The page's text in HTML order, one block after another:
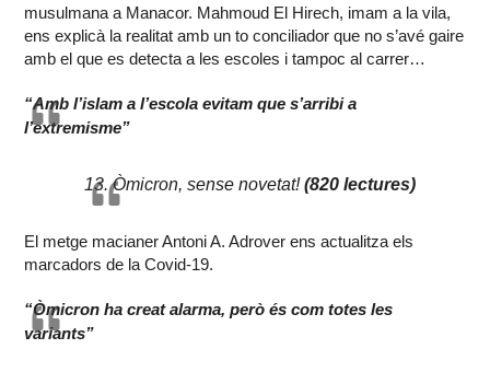
musulmana a Manacor. Mahmoud El Hirech, imam a la vila,
ens explicà la realitat amb un to conciliador que no s’avé gaire
amb el que es detecta a les escoles i tampoc al carrer…
“Amb l’islam a l’escola evitam que s’arribi a
l’extremisme”
13. Òmicron, sense novetat!(820 lectures)
El metge macianer Antoni A. Adrover ens actualitza els
marcadors de la Covid-19.
“Òmicron ha creat alarma, però és com totes les
variants”